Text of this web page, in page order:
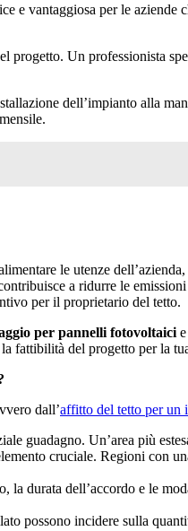
e vantaggiosa per le
Un professionista
dell’impianto alla
le utenze
a ridurre le emissioni
per il proprietario del tetto.
per pannelli fotovoltaici e
fattibilità del progetto per la
dall’affitto del tetto per un
guadagno. Un’area più
cruciale. Regioni con
durata dell’accordo e le
possono incidere sulla